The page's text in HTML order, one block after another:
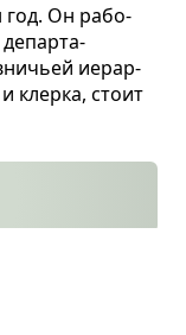
год. Он рабо­
депар­та­
иерар­
клерка, стоит